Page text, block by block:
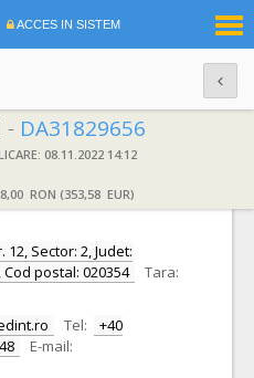
ACCES IN SISTEM
- DA31829656
08.11.2022 14:12
RON (353,58 EUR)
SRL S.R.L.
Sector: 2, Judet:
postal: 020354
Tara:
Tel:
+40
E-mail: